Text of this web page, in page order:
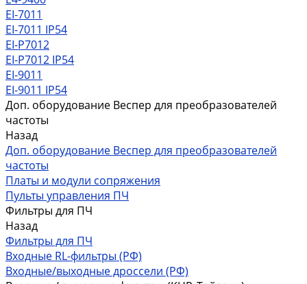
EI-7011
EI-7011 IP54
EI-P7012
EI-P7012 IP54
EI-9011
EI-9011 IP54
Доп. оборудование Веспер для преобразователей
частоты
Назад
Доп. оборудование Веспер для преобразователей
частоты
Платы и модули сопряжения
Пульты управления ПЧ
Фильтры для ПЧ
Назад
Фильтры для ПЧ
Входные RL-фильтры (РФ)
Входные/выходные дроссели (РФ)